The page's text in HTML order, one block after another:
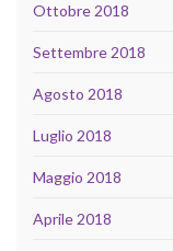
Ottobre 2018
Settembre 2018
Agosto 2018
Luglio 2018
Maggio 2018
Aprile 2018